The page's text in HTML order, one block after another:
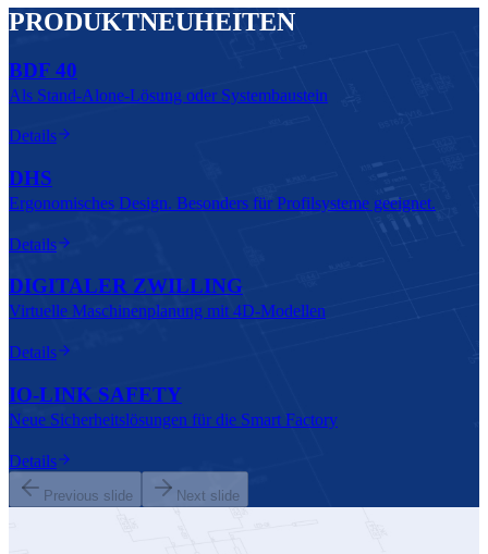
PRODUKTNEUHEITEN
BDF 40
Als Stand-Alone-Lösung oder Systembaustein
Details
DHS
Ergonomisches Design. Besonders für Profilsysteme geeignet.
Details
DIGITALER ZWILLING
Virtuelle Maschinenplanung mit 4D-Modellen
Details
IO-LINK SAFETY
Neue Sicherheitslösungen für die Smart Factory
Details
Previous slide Next slide